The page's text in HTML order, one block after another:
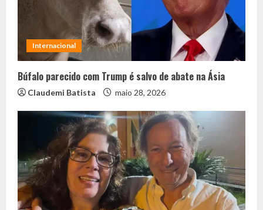
Internacional
Búfalo parecido com Trump é salvo de abate na Ásia
Claudemi Batista maio 28, 2026